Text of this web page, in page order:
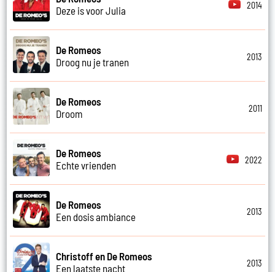
Deze is voor Julia
2014
De Romeos
Droog nu je tranen
2013
De Romeos
Droom
2011
De Romeos
Echte vrienden
2022
De Romeos
Een dosis ambiance
2013
Christoff en De Romeos
Een laatste nacht
2013